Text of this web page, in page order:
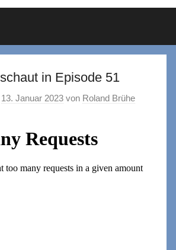
in Episode 51
13. Januar 2023 von Roland Brühe